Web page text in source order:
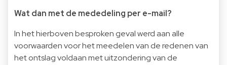
Wat dan met de mededeling per e-mail?
In het hierboven besproken geval werd aan alle
voorwaarden voor het meedelen van de redenen van
het ontslag voldaan met uitzondering van de